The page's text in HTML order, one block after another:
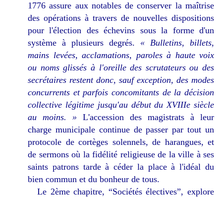
1776 assure aux notables de conserver la maîtrise
des opérations à travers de nouvelles dispositions
pour l'élection des échevins sous la forme d'un
système à plusieurs degrés. « Bulletins, billets,
mains levées, acclamations, paroles à haute voix
ou noms glissés à l'oreille des scrutateurs ou des
secrétaires restent donc, sauf exception, des modes
concurrents et parfois concomitants de la décision
collective légitime jusqu'au début du XVIIIe siècle
au moins. » L'accession des magistrats à leur
charge municipale continue de passer par tout un
protocole de cortèges solennels, de harangues, et
de sermons où la fidélité religieuse de la ville à ses
saints patrons tarde à céder la place à l'idéal du
bien commun et du bonheur de tous.
Le 2ème chapitre, “Sociétés électives”, explore